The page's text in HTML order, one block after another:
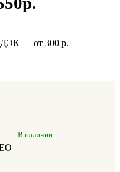
— от 300 р.
В наличии